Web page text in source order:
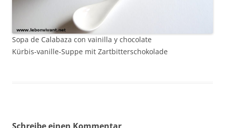
Sopa de Calabaza con vainilla y chocolate
Kürbis-vanille-Suppe mit Zartbitterschokolade